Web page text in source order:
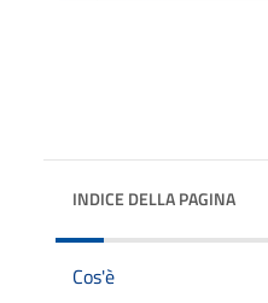
INDICE DELLA PAGINA
Cos'è